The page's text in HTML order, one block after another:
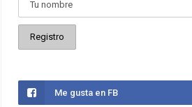
Me gusta en FB